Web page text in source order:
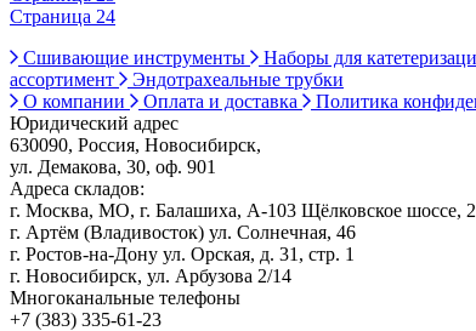
Страница 24
Сшивающие инструменты
Наборы для
ассортимент
Эндотрахеальные трубки
О компании
Оплата и доставка Политика
Юридический адрес
630090, Россия, Новосибирск,
ул. Демакова, 30, оф. 901
Адреса складов:
г. Москва, МО, г. Балашиха, А-103 Щёлковское шоссе,
г. Артём (Владивосток) ул. Солнечная, 46
г. Ростов-на-Дону ул. Орская, д. 31, стр. 1
г. Новосибирск, ул. Арбузова 2/14
Многоканальные телефоны
+7 (383) 335-61-23